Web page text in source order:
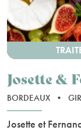
Josette &
BORDEAUX •
Josette et